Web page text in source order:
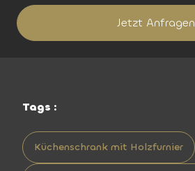
Jetzt Anfragen
Tags :
Küchenschrank mit Holzfurnier